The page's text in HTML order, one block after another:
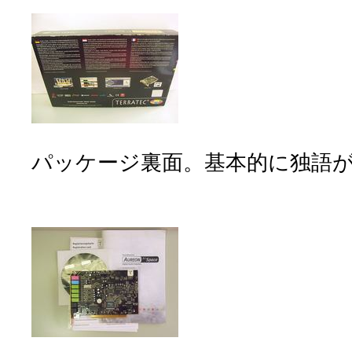
パッケージ裏面。基本的に独語